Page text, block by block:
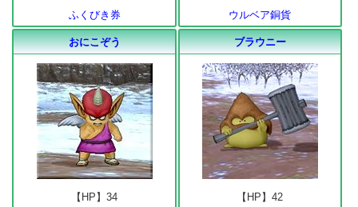
ふくびき券
ウルベア銅貨
おにこぞう
【HP】34
ブラウニー
【HP】42